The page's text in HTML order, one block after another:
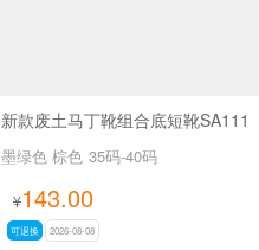
新款废土马丁靴组合底短靴SA111
墨绿色 棕色 35码-40码
¥143.00
可退换 2026-08-08